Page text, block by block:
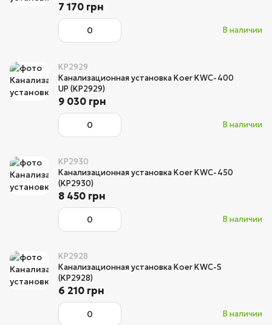
В наличии
7 170 грн
KP2929
Канализационная установка Koer KWC-400
UP (KP2929)
В наличии
9 030 грн
KP2930
Канализационная установка Koer KWC-450
(KP2930)
В наличии
8 450 грн
KP2928
Канализационная установка Koer KWC-S
(KP2928)
В наличии
6 210 грн